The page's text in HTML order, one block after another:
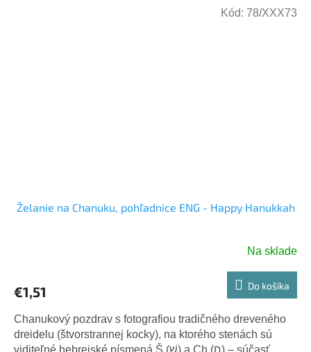
Želanie na Chanuku, pohľadnice ENG - Happy Hanukkah
Na sklade
€1,51 Do košíka
Chanukový pozdrav s fotografiou tradičného dreveného
dreidelu (štvorstrannej kocky), na ktorého stenách sú
Kód: 78/XXX73